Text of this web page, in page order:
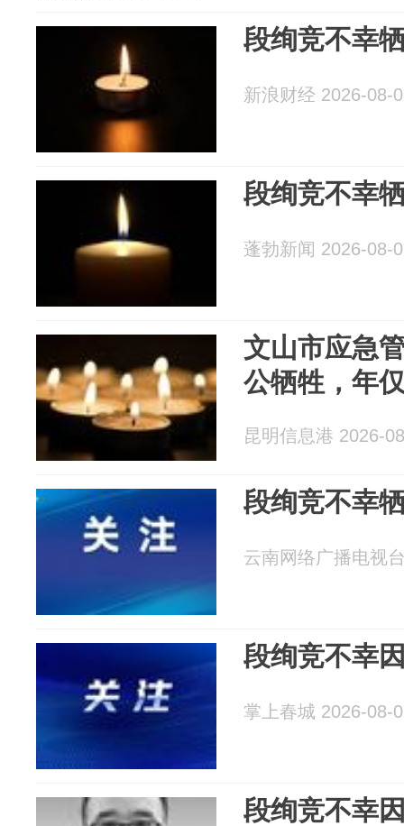
段绚竞不幸
新浪财经 2026-08-
段绚竞不幸
蓬勃新闻 2026-08-
文山市应急
公牺牲，年
昆明信息港 2026-
段绚竞不幸
云南网络广播电视
段绚竞不幸
掌上春城 2026-08-
段绚竞不幸